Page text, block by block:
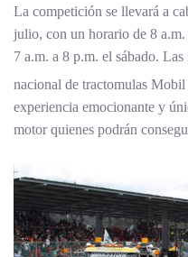
La competición se llevará a
julio, con un horario de 8
7 a.m. a 8 p.m. el sábado.
nacional de tractomulas
experiencia emocionante y
motor quienes podrán